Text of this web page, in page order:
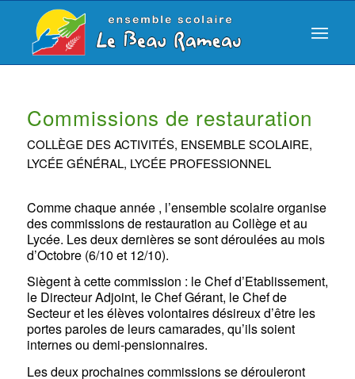
Commissions de restauration
COLLÈGE DES ACTIVITÉS, ENSEMBLE SCOLAIRE,
LYCÉE GÉNÉRAL, LYCÉE PROFESSIONNEL
Comme chaque année , l’ensemble scolaire organise
des commissions de restauration au Collège et au
Lycée. Les deux dernières se sont déroulées au mois
d’Octobre (6/10 et 12/10).
Siègent à cette commission : le Chef d’Etablissement,
le Directeur Adjoint, le Chef Gérant, le Chef de
Secteur et les élèves volontaires désireux d’être les
portes paroles de leurs camarades, qu’ils soient
internes ou demi-pensionnaires.
Les deux prochaines commissions se dérouleront